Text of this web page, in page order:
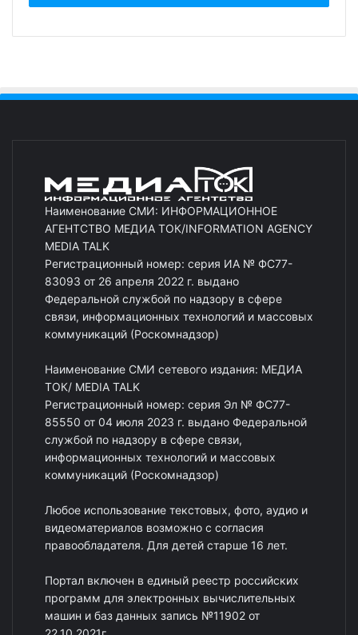
Наименование СМИ: ИНФОРМАЦИОННОЕ
АГЕНТСТВО МЕДИА ТОК/INFORMATION AGENCY
MEDIA TALK
Регистрационный номер: серия ИА № ФС77-
83093 от 26 апреля 2022 г. выдано
Федеральной службой по надзору в сфере
связи, информационных технологий и массовых
коммуникаций (Роскомнадзор)
Наименование СМИ сетевого издания: МЕДИА
ТОК/ MEDIA TALK
Регистрационный номер: серия Эл № ФС77-
85550 от 04 июля 2023 г. выдано Федеральной
службой по надзору в сфере связи,
информационных технологий и массовых
коммуникаций (Роскомнадзор)
Любое использование текстовых, фото, аудио и
видеоматериалов возможно с согласия
правообладателя. Для детей старше 16 лет.
Портал включен в единый реестр российских
программ для электронных вычислительных
машин и баз данных запись №11902 от